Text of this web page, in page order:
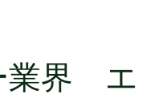
業界 エ